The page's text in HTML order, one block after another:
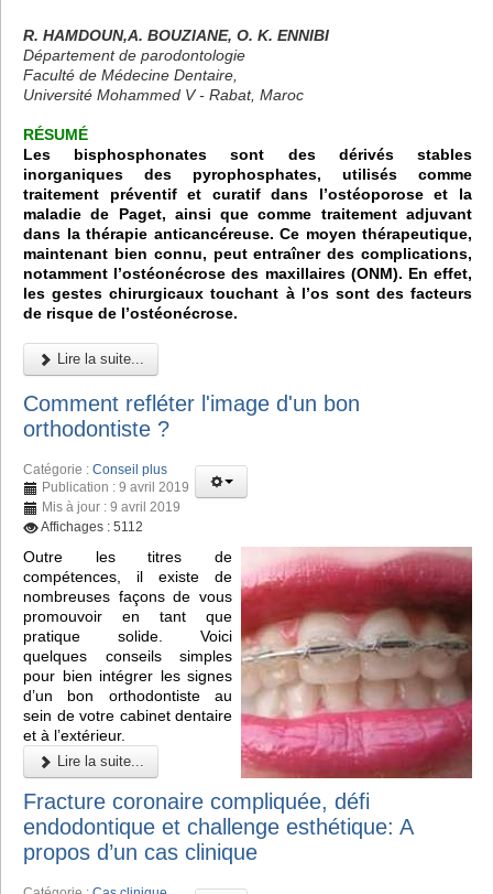
R. HAMDOUN,A. BOUZIANE, O. K. ENNIBI
Département de parodontologie
Faculté de Médecine Dentaire,
Université Mohammed V - Rabat, Maroc
RÉSUMÉ
Les bisphosphonates sont des dérivés stables
inorganiques des pyrophosphates, utilisés comme
traitement préventif et curatif dans l’ostéoporose et la
maladie de Paget, ainsi que comme traitement adjuvant
dans la thérapie anticancéreuse. Ce moyen thérapeutique,
maintenant bien connu, peut entraîner des complications,
notamment l’ostéonécrose des maxillaires (ONM). En effet,
les gestes chirurgicaux touchant à l’os sont des facteurs
de risque de l’ostéonécrose.
Lire la suite...
Comment refléter l'image d'un bon
orthodontiste ?
Catégorie : Conseil plus
Publication : 9 avril 2019
Mis à jour : 9 avril 2019
Affichages : 5112
Outre les titres de
compétences, il existe de
nombreuses façons de vous
promouvoir en tant que
pratique solide. Voici
quelques conseils simples
pour bien intégrer les signes
d’un bon orthodontiste au
sein de votre cabinet dentaire
et à l’extérieur.
Lire la suite...
Fracture coronaire compliquée, défi
endodontique et challenge esthétique: A
propos d’un cas clinique